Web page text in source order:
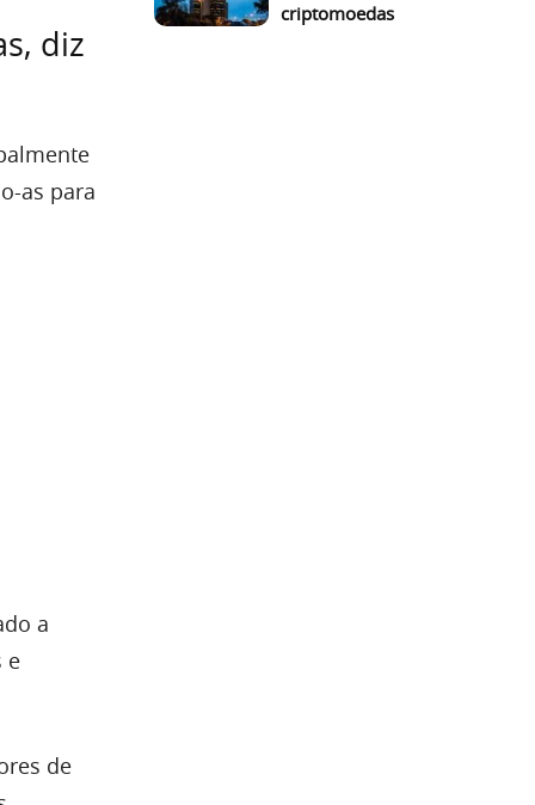
diz
as para
a
e
de
criptomoedas